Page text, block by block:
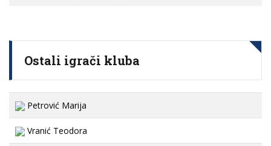
Ostali igrači kluba
Petrović Marija
Vranić Teodora